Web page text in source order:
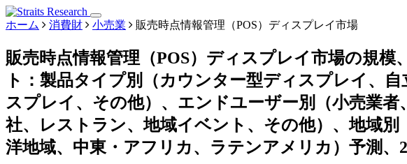
ホーム 消費財 小売業 販売時点情報管理（POS）ディスプレイ市場
販売時点情報管理（POS）ディスプレイ市場の規
ト：製品タイプ別（カウンター型ディスプレイ、
スプレイ、その他）、エンドユーザー別（小売業者
社、レストラン、地域イベント、その他）、地域
洋地域、中東・アフリカ、ラテンアメリカ）予測、